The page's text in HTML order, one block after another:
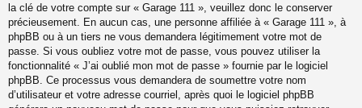
la clé de votre compte sur « Garage 111 », veuillez donc le conserver
précieusement. En aucun cas, une personne affiliée à « Garage 111 », à
phpBB ou à un tiers ne vous demandera légitimement votre mot de
passe. Si vous oubliez votre mot de passe, vous pouvez utiliser la
fonctionnalité « J’ai oublié mon mot de passe » fournie par le logiciel
phpBB. Ce processus vous demandera de soumettre votre nom
d’utilisateur et votre adresse courriel, après quoi le logiciel phpBB